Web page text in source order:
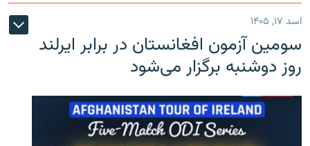
اسد ۱۷, ۱۴۰۵
سومین آزمون افغانستان در برابر ایرلند
روز دوشنبه برگزار می‌شود